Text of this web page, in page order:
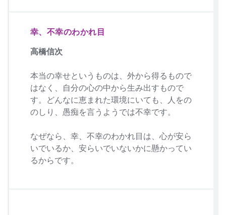
幸、不幸のわかれ目
高橋信次
本当の幸せというものは、外から得るもので
はなく、自分の心の中から生み出すもので
す。どんなに恵まれた環境にいても、人をの
のしり、愚痴を言うようでは不幸です。
なぜなら、幸、不幸のわかれ目は、心が安ら
いでいるか、安らいでいないかに懸かってい
るからです。